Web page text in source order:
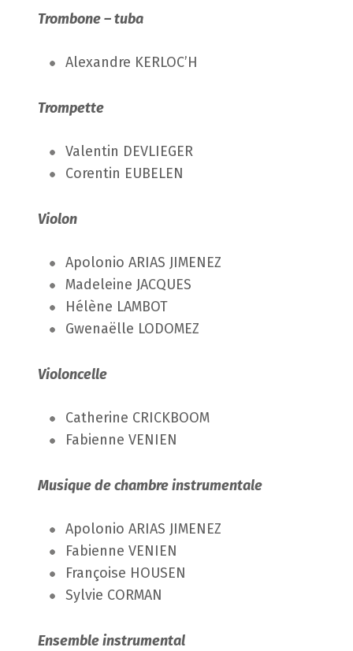
Trombone – tuba
Alexandre KERLOC’H
Trompette
Valentin DEVLIEGER
Corentin EUBELEN
Violon
Apolonio ARIAS JIMENEZ
Madeleine JACQUES
Hélène LAMBOT
Gwenaëlle LODOMEZ
Violoncelle
Catherine CRICKBOOM
Fabienne VENIEN
Musique de chambre instrumentale
Apolonio ARIAS JIMENEZ
Fabienne VENIEN
Françoise HOUSEN
Sylvie CORMAN
Ensemble instrumental